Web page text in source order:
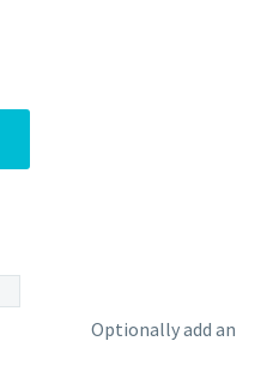
Optionally add an